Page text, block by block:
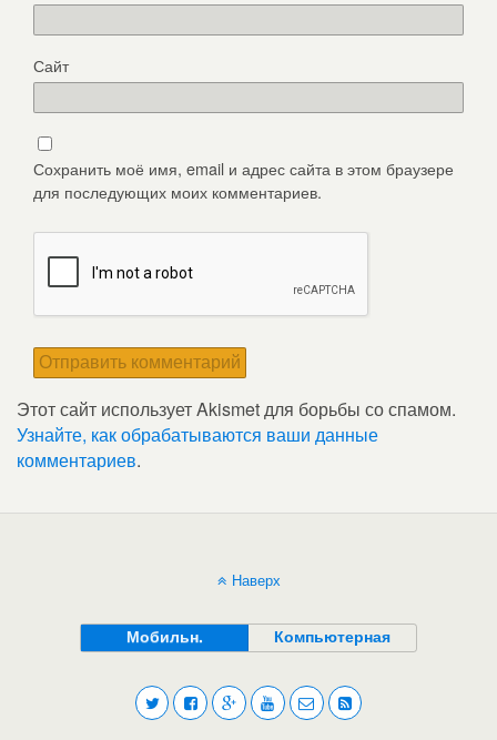
Сайт
Сохранить моё имя, email и адрес сайта в этом браузере
для последующих моих комментариев.
Этот сайт использует Akismet для борьбы со спамом.
Узнайте, как обрабатываются ваши данные
комментариев.
Наверх
Мобильн. Компьютерная